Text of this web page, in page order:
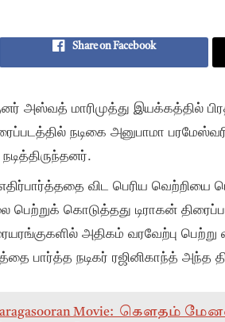
Share on Facebook
அஸ்வத் மாரிமுத்து இயக்கத்தில்
நடிகை அனுபாமா
விட பெரிய வெற்றியை
கொடுத்தது டிராகன்
அதிகம் வரவேற்பு பெற்று
பார்த்த நடிகர் ரஜினிகாந்த் அந்த
Movie: கௌதம்